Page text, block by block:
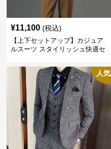
¥11,100 (税込)
【上下セットアップ】カジュア
ルスーツ スタイリッシュ快適セ
人気